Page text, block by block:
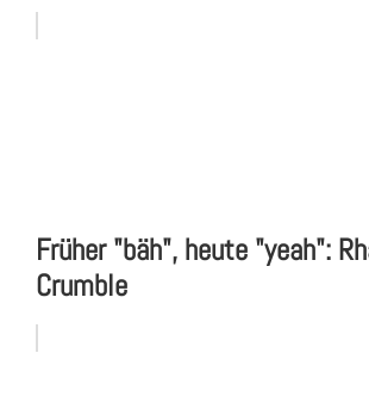
Früher "bäh", heute "yeah":
Crumble